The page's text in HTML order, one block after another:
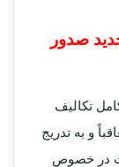
صدور
تکالیف
و به تدریج
در خصوص